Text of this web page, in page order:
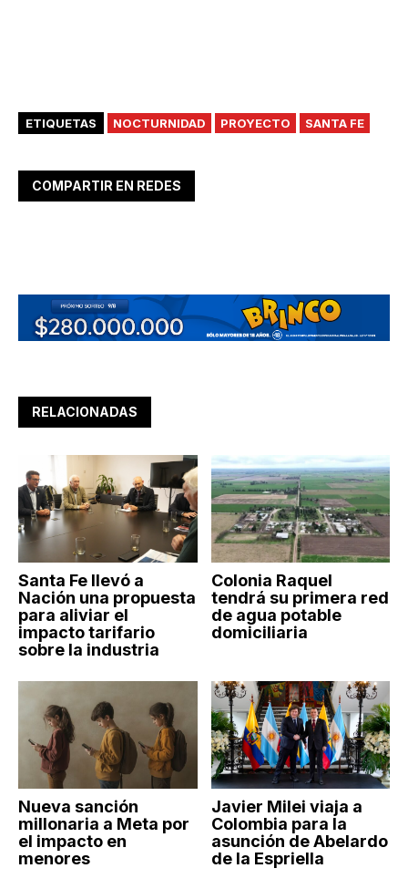
ETIQUETAS NOCTURNIDAD PROYECTO SANTA FE
COMPARTIR EN REDES
RELACIONADAS
Santa Fe llevó a
Nación una propuesta
para aliviar el
impacto tarifario
sobre la industria
Colonia Raquel
tendrá su primera red
de agua potable
domiciliaria
Nueva sanción
millonaria a Meta por
el impacto en
menores
Javier Milei viaja a
Colombia para la
asunción de Abelardo
de la Espriella